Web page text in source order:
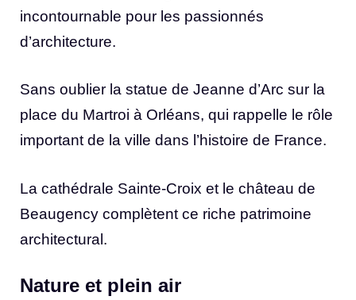
incontournable pour les passionnés
d’architecture.
Sans oublier la statue de Jeanne d’Arc sur la
place du Martroi à Orléans, qui rappelle le rôle
important de la ville dans l’histoire de France.
La cathédrale Sainte-Croix et le château de
Beaugency complètent ce riche patrimoine
architectural.
Nature et plein air